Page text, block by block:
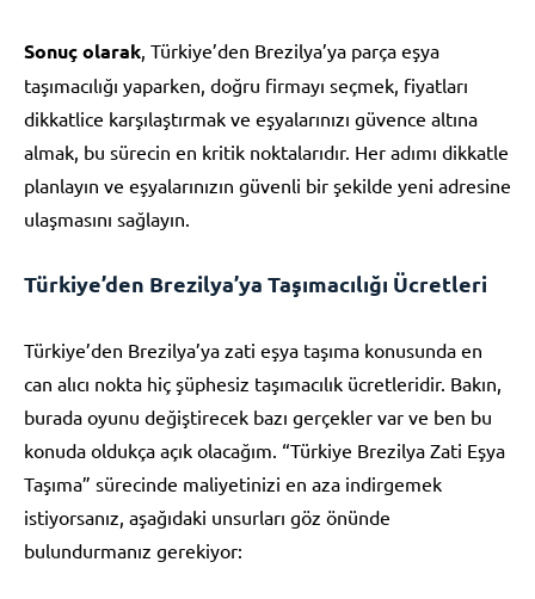
Sonuç olarak , Türkiye’den Brezilya’ya parça eşya
taşımacılığı yaparken, doğru firmayı seçmek, fiyatları
dikkatlice karşılaştırmak ve eşyalarınızı güvence altına
almak, bu sürecin en kritik noktalarıdır. Her adımı dikkatle
planlayın ve eşyalarınızın güvenli bir şekilde yeni adresine
ulaşmasını sağlayın.
Türkiye’den Brezilya’ya Taşımacılığı Ücretleri
Türkiye’den Brezilya’ya zati eşya taşıma konusunda en
can alıcı nokta hiç şüphesiz taşımacılık ücretleridir. Bakın,
burada oyunu değiştirecek bazı gerçekler var ve ben bu
konuda oldukça açık olacağım. “Türkiye Brezilya Zati Eşya
Taşıma” sürecinde maliyetinizi en aza indirgemek
istiyorsanız, aşağıdaki unsurları göz önünde
bulundurmanız gerekiyor: